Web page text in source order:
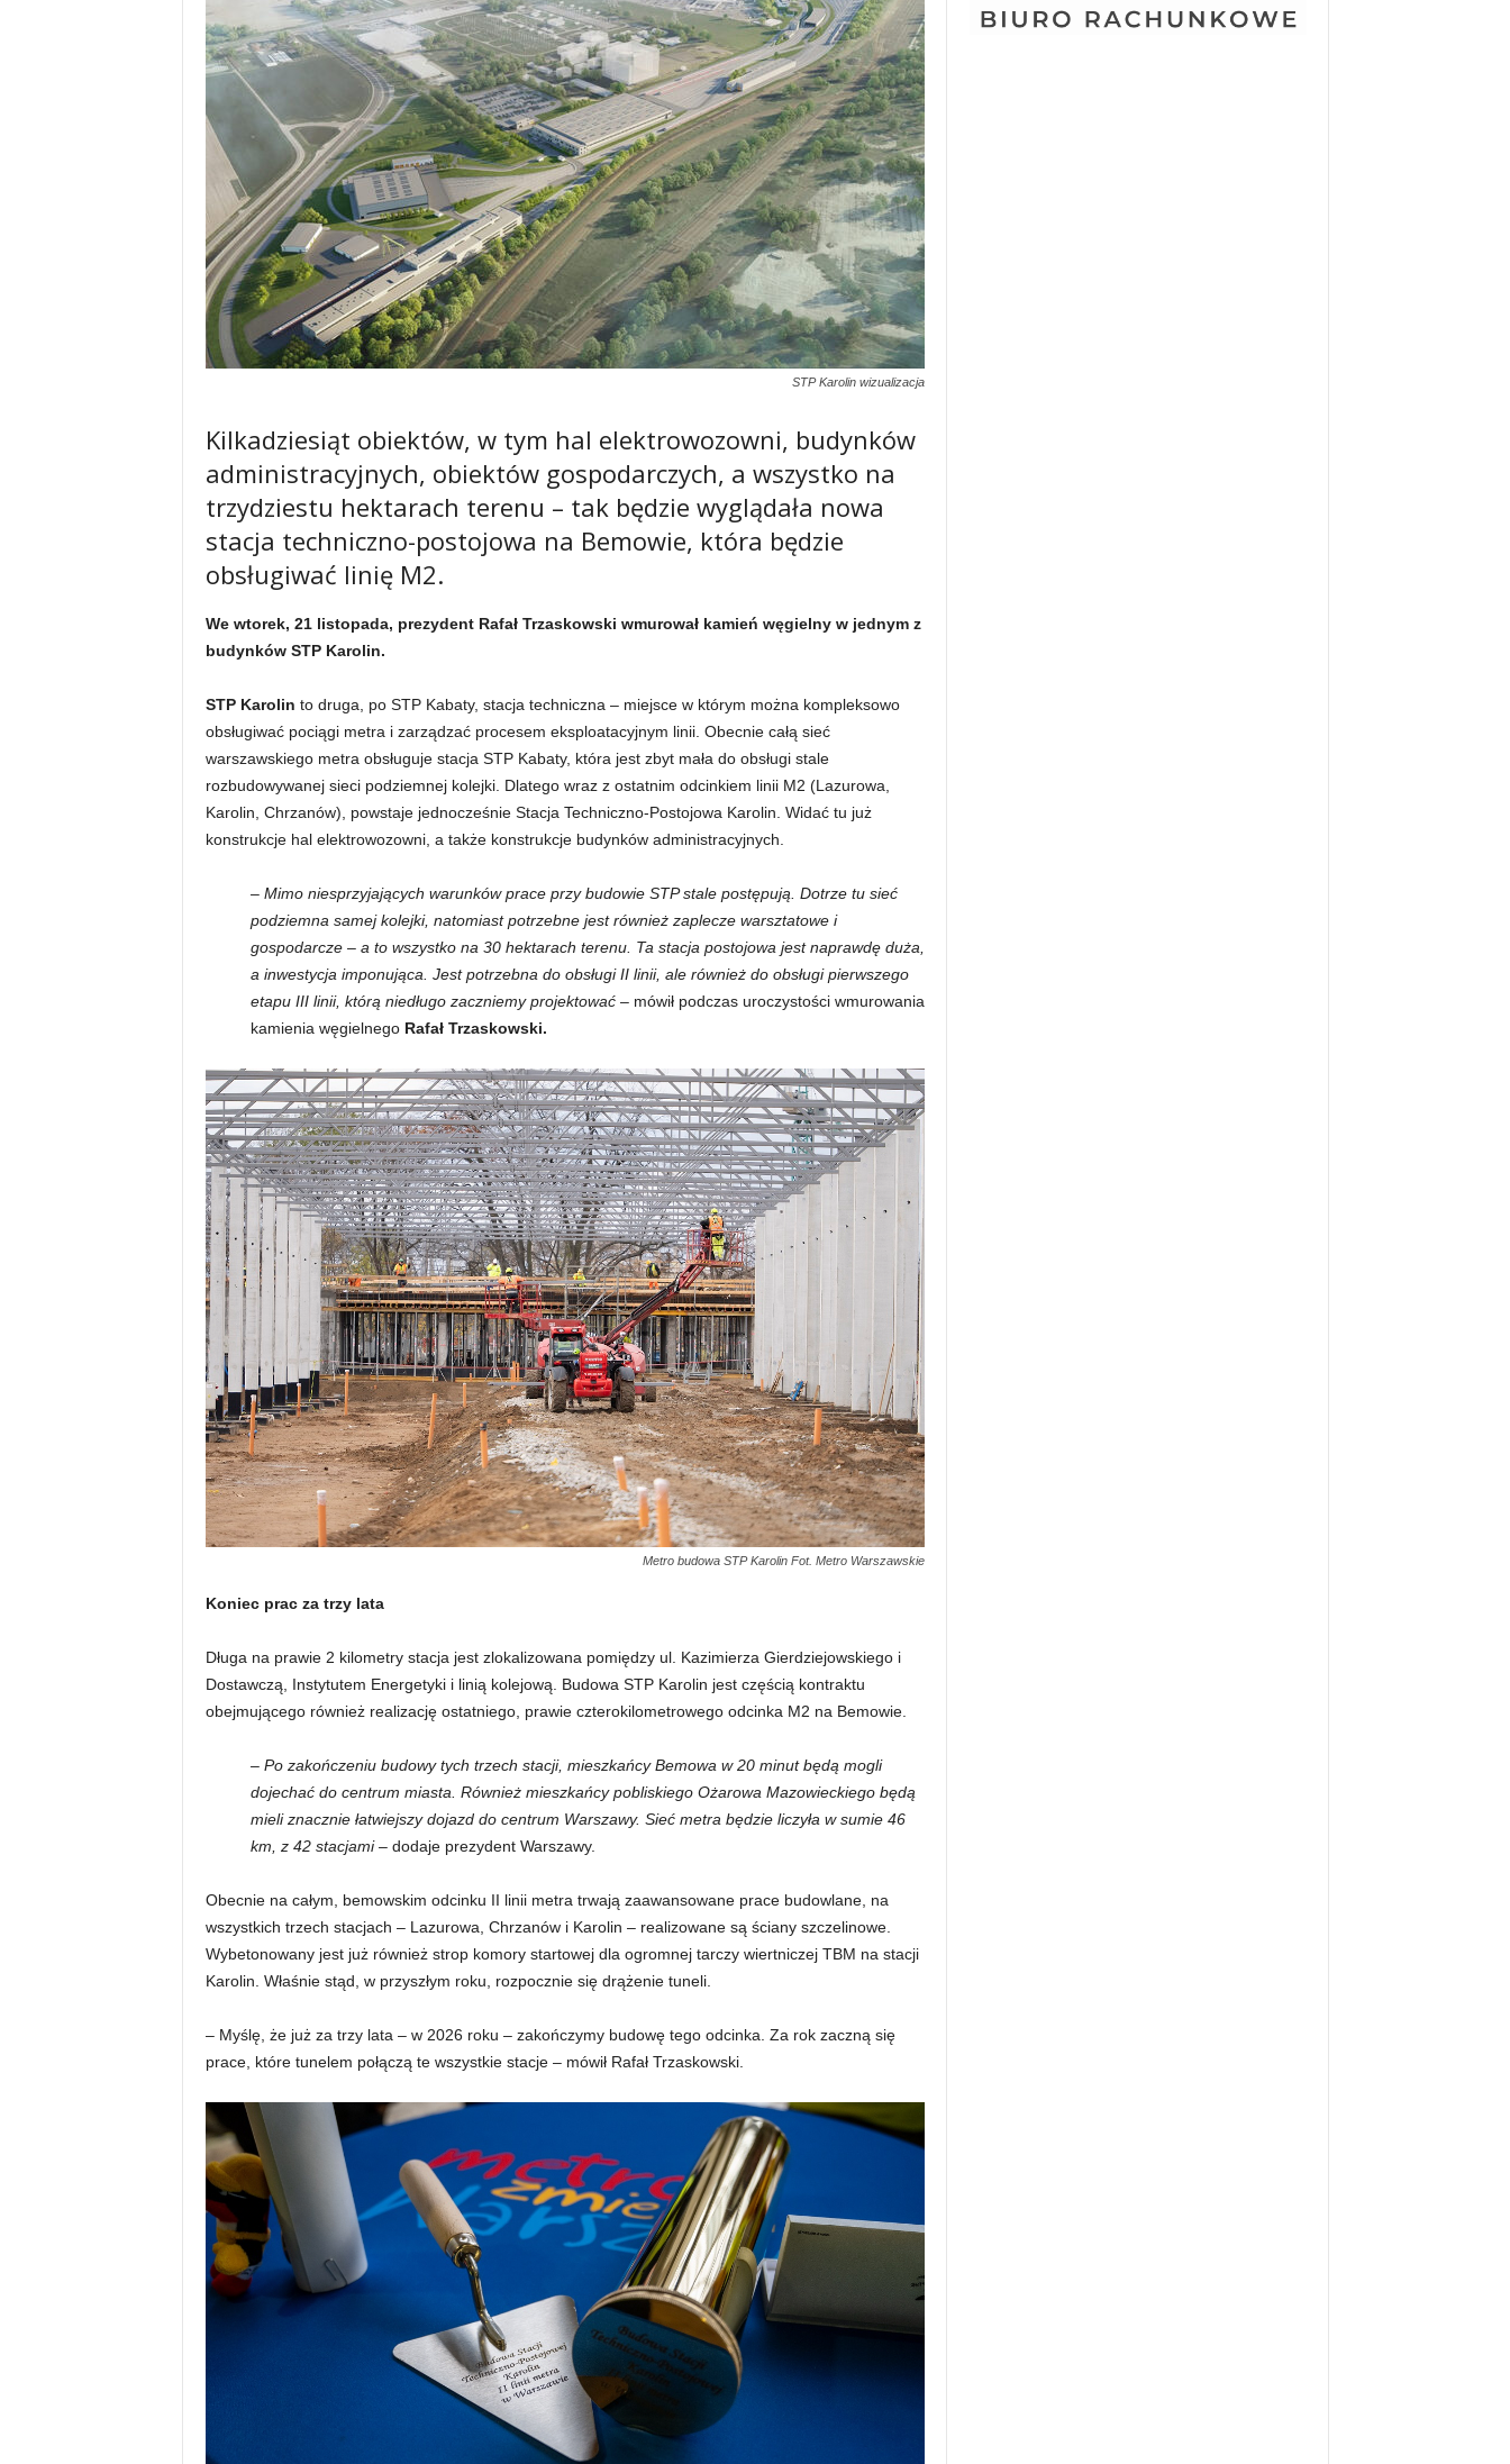
STP Karolin wizualizacja
Kilkadziesiąt obiektów, w tym hal elektrowozowni, budynków
administracyjnych, obiektów gospodarczych, a wszystko na
trzydziestu hektarach terenu – tak będzie wyglądała nowa
stacja techniczno-postojowa na Bemowie, która będzie
obsługiwać linię M2.
We wtorek, 21 listopada, prezydent Rafał Trzaskowski wmurował kamień węgielny w jednym z
budynków STP Karolin.
STP Karolin to druga, po STP Kabaty, stacja techniczna – miejsce w którym można kompleksowo
obsługiwać pociągi metra i zarządzać procesem eksploatacyjnym linii. Obecnie całą sieć
warszawskiego metra obsługuje stacja STP Kabaty, która jest zbyt mała do obsługi stale
rozbudowywanej sieci podziemnej kolejki. Dlatego wraz z ostatnim odcinkiem linii M2 (Lazurowa,
Karolin, Chrzanów), powstaje jednocześnie Stacja Techniczno-Postojowa Karolin. Widać tu już
konstrukcje hal elektrowozowni, a także konstrukcje budynków administracyjnych.
– Mimo niesprzyjających warunków prace przy budowie STP stale postępują. Dotrze tu sieć
podziemna samej kolejki, natomiast potrzebne jest również zaplecze warsztatowe i
gospodarcze – a to wszystko na 30 hektarach terenu. Ta stacja postojowa jest naprawdę duża,
a inwestycja imponująca. Jest potrzebna do obsługi II linii, ale również do obsługi pierwszego
etapu III linii, którą niedługo zaczniemy projektować – mówił podczas uroczystości wmurowania
kamienia węgielnego Rafał Trzaskowski.
Metro budowa STP Karolin Fot. Metro Warszawskie
Koniec prac za trzy lata
Długa na prawie 2 kilometry stacja jest zlokalizowana pomiędzy ul. Kazimierza Gierdziejowskiego i
Dostawczą, Instytutem Energetyki i linią kolejową. Budowa STP Karolin jest częścią kontraktu
obejmującego również realizację ostatniego, prawie czterokilometrowego odcinka M2 na Bemowie.
– Po zakończeniu budowy tych trzech stacji, mieszkańcy Bemowa w 20 minut będą mogli
dojechać do centrum miasta. Również mieszkańcy pobliskiego Ożarowa Mazowieckiego będą
mieli znacznie łatwiejszy dojazd do centrum Warszawy. Sieć metra będzie liczyła w sumie 46
km, z 42 stacjami –dodaje prezydent Warszawy.
Obecnie na całym, bemowskim odcinku II linii metra trwają zaawansowane prace budowlane, na
wszystkich trzech stacjach – Lazurowa, Chrzanów i Karolin – realizowane są ściany szczelinowe.
Wybetonowany jest już również strop komory startowej dla ogromnej tarczy wiertniczej TBM na stacji
Karolin. Właśnie stąd, w przyszłym roku, rozpocznie się drążenie tuneli.
– Myślę, że już za trzy lata – w 2026 roku – zakończymy budowę tego odcinka. Za rok zaczną się
prace, które tunelem połączą te wszystkie stacje – mówił Rafał Trzaskowski.